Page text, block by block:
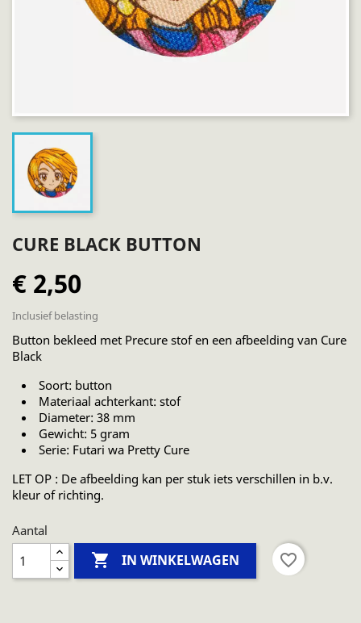
CURE BLACK BUTTON
€ 2,50
Inclusief belasting
Button bekleed met Precure stof en een afbeelding van Cure
Black
Soort: button
Materiaal achterkant: stof
Diameter: 38 mm
Gewicht: 5 gram
Serie: Futari wa Pretty Cure
LET OP : De afbeelding kan per stuk iets verschillen in b.v.
kleur of richting.
Aantal
 IN WINKELWAGEN favorite_border